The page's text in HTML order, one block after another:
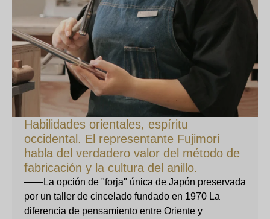
Habilidades orientales, espíritu
occidental. El representante Fujimori
habla del verdadero valor del método de
fabricación y la cultura del anillo.
——La opción de "forja" única de Japón preservada
por un taller de cincelado fundado en 1970 La
diferencia de pensamiento entre Oriente y